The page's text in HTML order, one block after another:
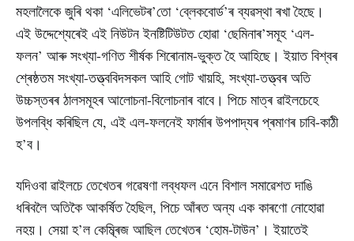
মহলালৈকে জুৰি থকা ‘এলিভেটৰ’তো ‘ব্লেকবোৰ্ড’ৰ ব্যৱস্থা ৰখা হৈছে।
এই উদ্দেশ্যেৰেই এই নিউটন ইনষ্টিটিউটত হোৱা ‘ছেমিনাৰ’সমূহ ‘এল-
ফলন’ আৰু সংখ্যা-গণিত শীৰ্ষক শিৰোনাম-ভুক্ত হৈ আহিছে। ইয়াত বিশ্বৰ
শ্ৰেষ্ঠতম সংখ্যা-তত্ত্ববিদসকল আহি গোট খায়হি, সংখ্যা-তত্ত্বৰ অতি
উচ্চস্তৰৰ ঠালসমূহৰ আলোচনা-বিলোচনাৰ বাবে। পিচে মাত্ৰ ৱাইলচেহে
উপলব্ধি কৰিছিল যে, এই এল-ফলনেই ফাৰ্মাৰ উপপাদ্যৰ প্ৰমাণৰ চাবি-কাঠী
হ’ব।
যদিওবা ৱাইলচে তেখেতৰ গৱেষণা লব্ধফল এনে বিশাল সমাৱেশত দাঙি
ধৰিবলৈ অতিকৈ আকৰ্ষিত হৈছিল, পিচে আঁৰত অন্য এক কাৰণো নোহোৱা
নহয়। সেয়া হ’ল কেম্ব্ৰিজ আছিল তেখেতৰ ‘হোম-টাউন’। ইয়াতেই